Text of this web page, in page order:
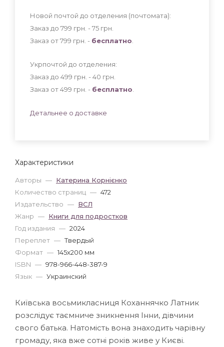
Характеристики
Авторы — Катерина Корнієнко
Количество страниц — 472
Издательство — ВСЛ
Жанр — Книги для подростков
Год издания — 2024
Переплет — Твердый
Формат — 145x200 мм
ISBN — 978-966-448-387-9
Язык — Украинский
Новой почтой до отделения (почтомата):
Заказ до 799 грн. - 75 грн
Заказ от 799 грн. - бесплатно
Укрпочтой до отделения:
Заказ до 499 грн. - 40 грн
Заказ от 499 грн. - бесплатно
Детальнее о доставке
Київська восьмикласниця Коханнячко Латник
розслідує таємниче зникнення Інни, дівчини
свого батька. Натомість вона знаходить чарівну
громаду, яка вже сотні років живе у Києві.